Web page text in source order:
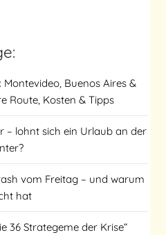
Buenos Aires &
Route, Kosten & Tipps
– lohnt sich ein Urlaub an der
vom Freitag – und warum
hat
36 Strategeme der Krise“